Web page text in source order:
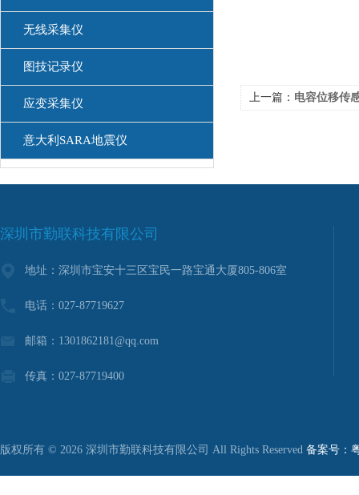
无线采集仪
图技记录仪
应变采集仪
意大利SARA地震仪
上一篇： 电容位移传感器
深圳市勤联科技有限公司
地址：深圳市宝安十三区宝民一路宝通大厦805-806室
电话：027-87719627
邮箱：1301862181@qq.com
传真：027-87719400
版权所有 © 2026 深圳市勤联科技有限公司 All Rights Reserved 备案号：